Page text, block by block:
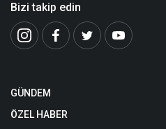
Bizi takip edin
GÜNDEM
ÖZEL HABER